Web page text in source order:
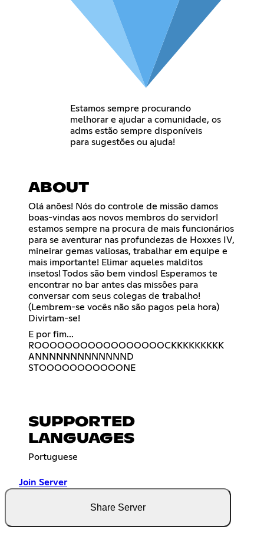
Estamos sempre procurando
melhorar e ajudar a comunidade, os
adms estão sempre disponíveis
para sugestões ou ajuda!
ABOUT
Olá anões! Nós do controle de missão damos
boas-vindas aos novos membros do servidor!
estamos sempre na procura de mais funcionários
para se aventurar nas profundezas de Hoxxes IV,
mineirar gemas valiosas, trabalhar em equipe e
mais importante! Elimar aqueles malditos
insetos! Todos são bem vindos! Esperamos te
encontrar no bar antes das missões para
conversar com seus colegas de trabalho!
(Lembrem-se vocês não são pagos pela hora)
Divirtam-se!
E por fim...
ROOOOOOOOOOOOOOOOOCKKKKKKKKK
ANNNNNNNNNNNNND
STOOOOOOOOOOONE
SUPPORTED
LANGUAGES
Portuguese
Join Server
Share Server